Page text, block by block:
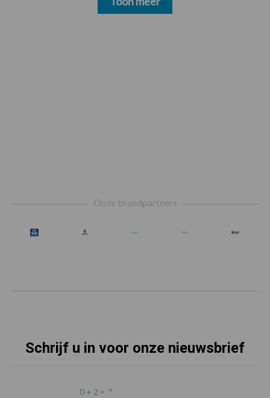
Onze brandpartners
Schrijf u in voor onze nieuwsbrief
0 + 2 = *